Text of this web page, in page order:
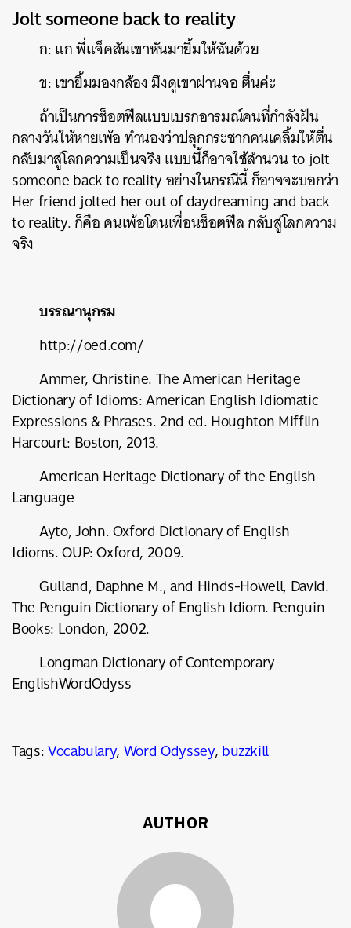
Jolt someone back to reality
ก: แก พี่แจ็คสันเขาหันมายิ้มให้ฉันด้วย
ข: เขายิ้มมองกล้อง มึงดูเขาผ่านจอ ตื่นค่ะ
ถ้าเป็นการช็อตฟีลแบบเบรกอารมณ์คนที่กำลังฝัน
กลางวันให้หายเพ้อ ทำนองว่าปลุกกระชากคนเคลิ้มให้ตื่น
กลับมาสู่โลกความเป็นจริง แบบนี้ก็อาจใช้สำนวน to jolt
someone back to reality อย่างในกรณีนี้ ก็อาจจะบอกว่า
Her friend jolted her out of daydreaming and back
to reality. ก็คือ คนเพ้อโดนเพื่อนช็อตฟีล กลับสู่โลกความ
จริง
บรรณานุกรม
http://oed.com/
Ammer, Christine. The American Heritage
Dictionary of Idioms: American English Idiomatic
Expressions & Phrases. 2nd ed. Houghton Mifflin
Harcourt: Boston, 2013.
American Heritage Dictionary of the English
Language
Ayto, John. Oxford Dictionary of English
Idioms. OUP: Oxford, 2009.
Gulland, Daphne M., and Hinds-Howell, David.
The Penguin Dictionary of English Idiom. Penguin
Books: London, 2002.
Longman Dictionary of Contemporary
EnglishWordOdyss
Tags:Vocabulary,Word Odyssey,buzzkill
AUTHOR